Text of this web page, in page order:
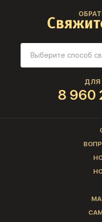
ДЛЯ
8 960